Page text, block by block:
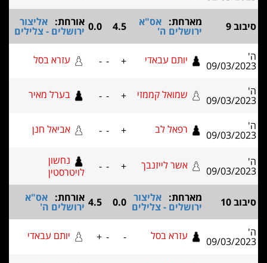
מארחת:אס"א
ירושלים ה' 4.5
0.0 אורחת:אליצור
ירושלים - צלילים
09/ יותם עבאדי + עזרא בסל
09/ שמואל קממזי +
- בערל מאיר
09/ רפאל לב + אביאל חנן
09/ אשר לייזנבך +
-
לויטרסטין
מארחת:אליצור
ירושלים - צלילים 0.0
4.5 אורחת:אס"א
ירושלים ה'
09/ עזרא בסל - יותם עבאדי